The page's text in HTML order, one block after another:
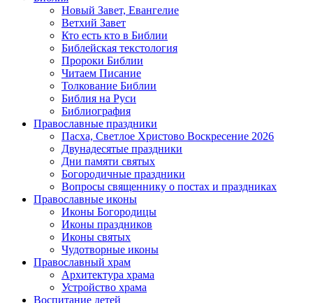
Новый Завет, Евангелие
Ветхий Завет
Кто есть кто в Библии
Библейская текстология
Пророки Библии
Читаем Писание
Толкование Библии
Библия на Руси
Библиография
Православные праздники
Пасха, Светлое Христово Воскресение 2026
Двунадесятые праздники
Дни памяти святых
Богородичные праздники
Вопросы священнику о постах и праздниках
Православные иконы
Иконы Богородицы
Иконы праздников
Иконы святых
Чудотворные иконы
Православный храм
Архитектура храма
Устройство храма
Воспитание детей